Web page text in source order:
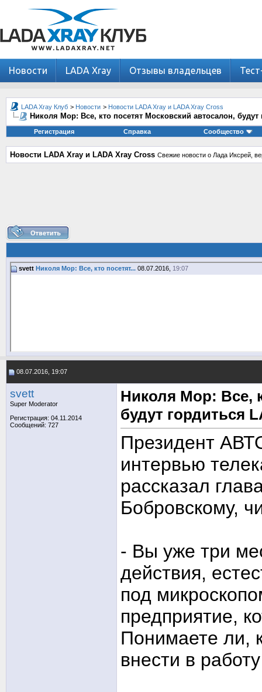
Новости LADA Xray Отзывы владельцев
LADA Xray Клуб > Новости > Новости LADA Xray и LADA Xray Cross
Николя Мор: Все, кто посетят Московский автосалон, будут
Регистрация Справка Сообщество
Новости LADA Xray и LADA Xray Cross Свежие новости о Лада Иксрей,
svett Николя Мор: Все, кто посетят... 08.07.2016, 19:07
08.07.2016, 19:07
svett
Super Moderator
Регистрация: 04.11.2014
Сообщений: 727
Николя Мор: Все,
будут гордиться
Президент
интервью
рассказал
Бобровскому,
- Вы уже три
действия,
под
предприятие,
Понимаете ли,
внести в